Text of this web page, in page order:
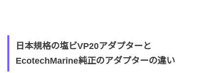
日本規格の塩ビVP20アダプターと
EcotechMarine純正のアダプターの違い